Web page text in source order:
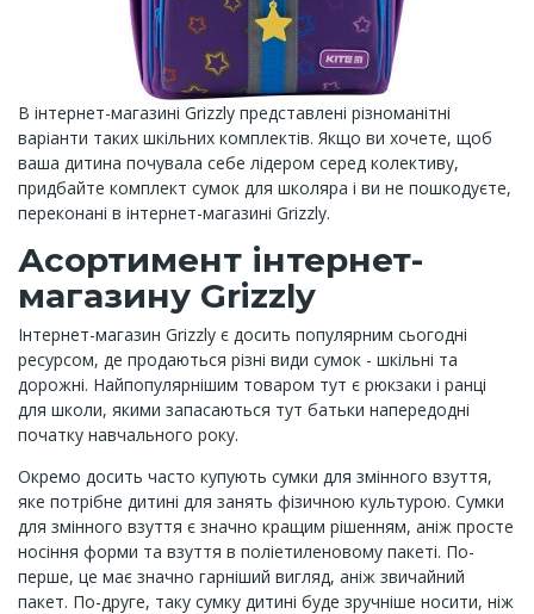
В інтернет-магазині Grizzly представлені різноманітні
варіанти таких шкільних комплектів. Якщо ви хочете, щоб
ваша дитина почувала себе лідером серед колективу,
придбайте комплект сумок для школяра і ви не пошкодуєте,
переконані в інтернет-магазині Grizzly.
Асортимент інтернет-
магазину Grizzly
Інтернет-магазин Grizzly є досить популярним сьогодні
ресурсом, де продаються різні види сумок - шкільні та
дорожні. Найпопулярнішим товаром тут є рюкзаки і ранці
для школи, якими запасаються тут батьки напередодні
початку навчального року.
Окремо досить часто купують сумки для змінного взуття,
яке потрібне дитині для занять фізичною культурою. Сумки
для змінного взуття є значно кращим рішенням, аніж просте
носіння форми та взуття в поліетиленовому пакеті. По-
перше, це має значно гарніший вигляд, аніж звичайний
пакет. По-друге, таку сумку дитині буде зручніше носити, ніж